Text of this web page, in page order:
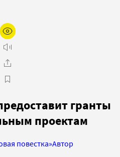
гранты
проектам
повестка»Автор